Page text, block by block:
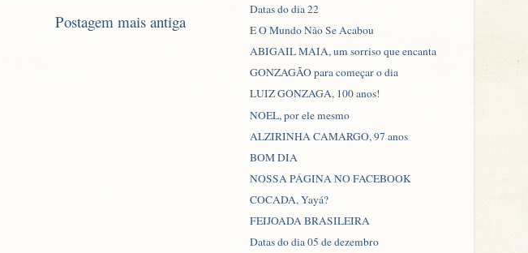
Postagem mais antiga
Datas do dia 22
E O Mundo Não Se Acabou
ABIGAIL MAIA, um sorriso que encanta
GONZAGÃO para começar o dia
LUIZ GONZAGA, 100 anos!
NOEL, por ele mesmo
ALZIRINHA CAMARGO, 97 anos
BOM DIA
NOSSA PÁGINA NO FACEBOOK
COCADA, Yayá?
FEIJOADA BRASILEIRA
Datas do dia 05 de dezembro